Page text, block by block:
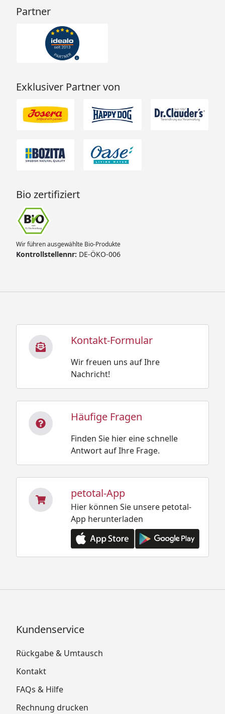
Partner
Exklusiver Partner von
Bio zertifiziert
Wir führen ausgewählte Bio-Produkte
Kontrollstellennr: DE-ÖKO-006
Kontakt-Formular
Wir freuen uns auf Ihre
Nachricht!
Häufige Fragen
Finden Sie hier eine schnelle
Antwort auf Ihre Frage.
petotal-App
Hier können Sie unsere petotal-
App herunterladen
Kundenservice
Rückgabe & Umtausch
Kontakt
FAQs & Hilfe
Rechnung drucken